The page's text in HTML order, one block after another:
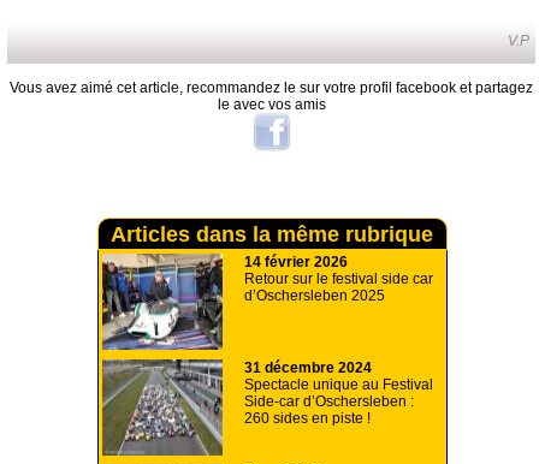
V.P
Vous avez aimé cet article, recommandez le sur votre profil facebook et partagez
le avec vos amis
Articles dans la même rubrique
14 février 2026
Retour sur le festival side car
d’Oschersleben 2025
31 décembre 2024
Spectacle unique au Festival
Side-car d’Oschersleben :
260 sides en piste !